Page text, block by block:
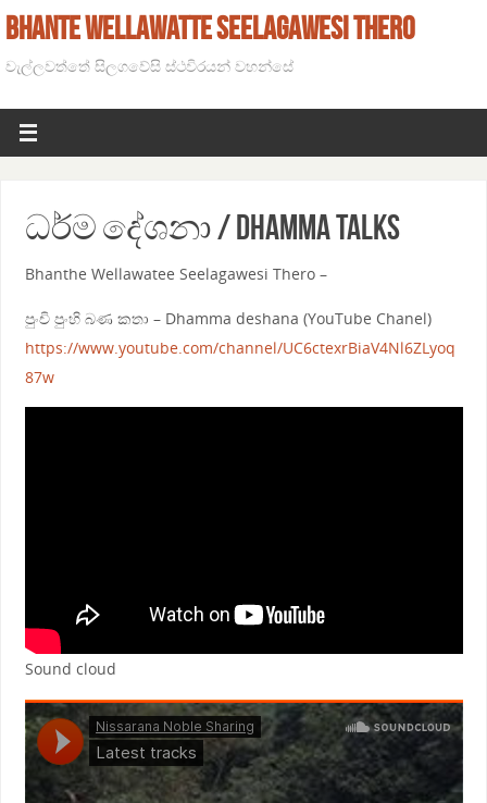
BHANTE WELLAWATTE SEELAGAWESI THERO
වැල්ලවත්තේ සිලගවේසි ස්ථවිරයන් වහන්සේ
ධර්ම දේශනා / Dhamma talks
Bhanthe Wellawatee Seelagawesi Thero –
පුංචි පුංහි බණ කතා – Dhamma deshana (YouTube Chanel)
https://www.youtube.com/channel/UC6ctexrBiaV4Nl6ZLyoq
87w
Sound cloud